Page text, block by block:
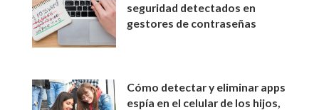
seguridad detectados en
gestores de contraseñas
Cómo detectar y eliminar apps
espía en el celular de los hijos,